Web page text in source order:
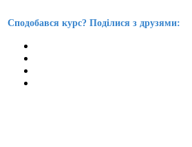
Сподобався курс? Поділися з друзями: